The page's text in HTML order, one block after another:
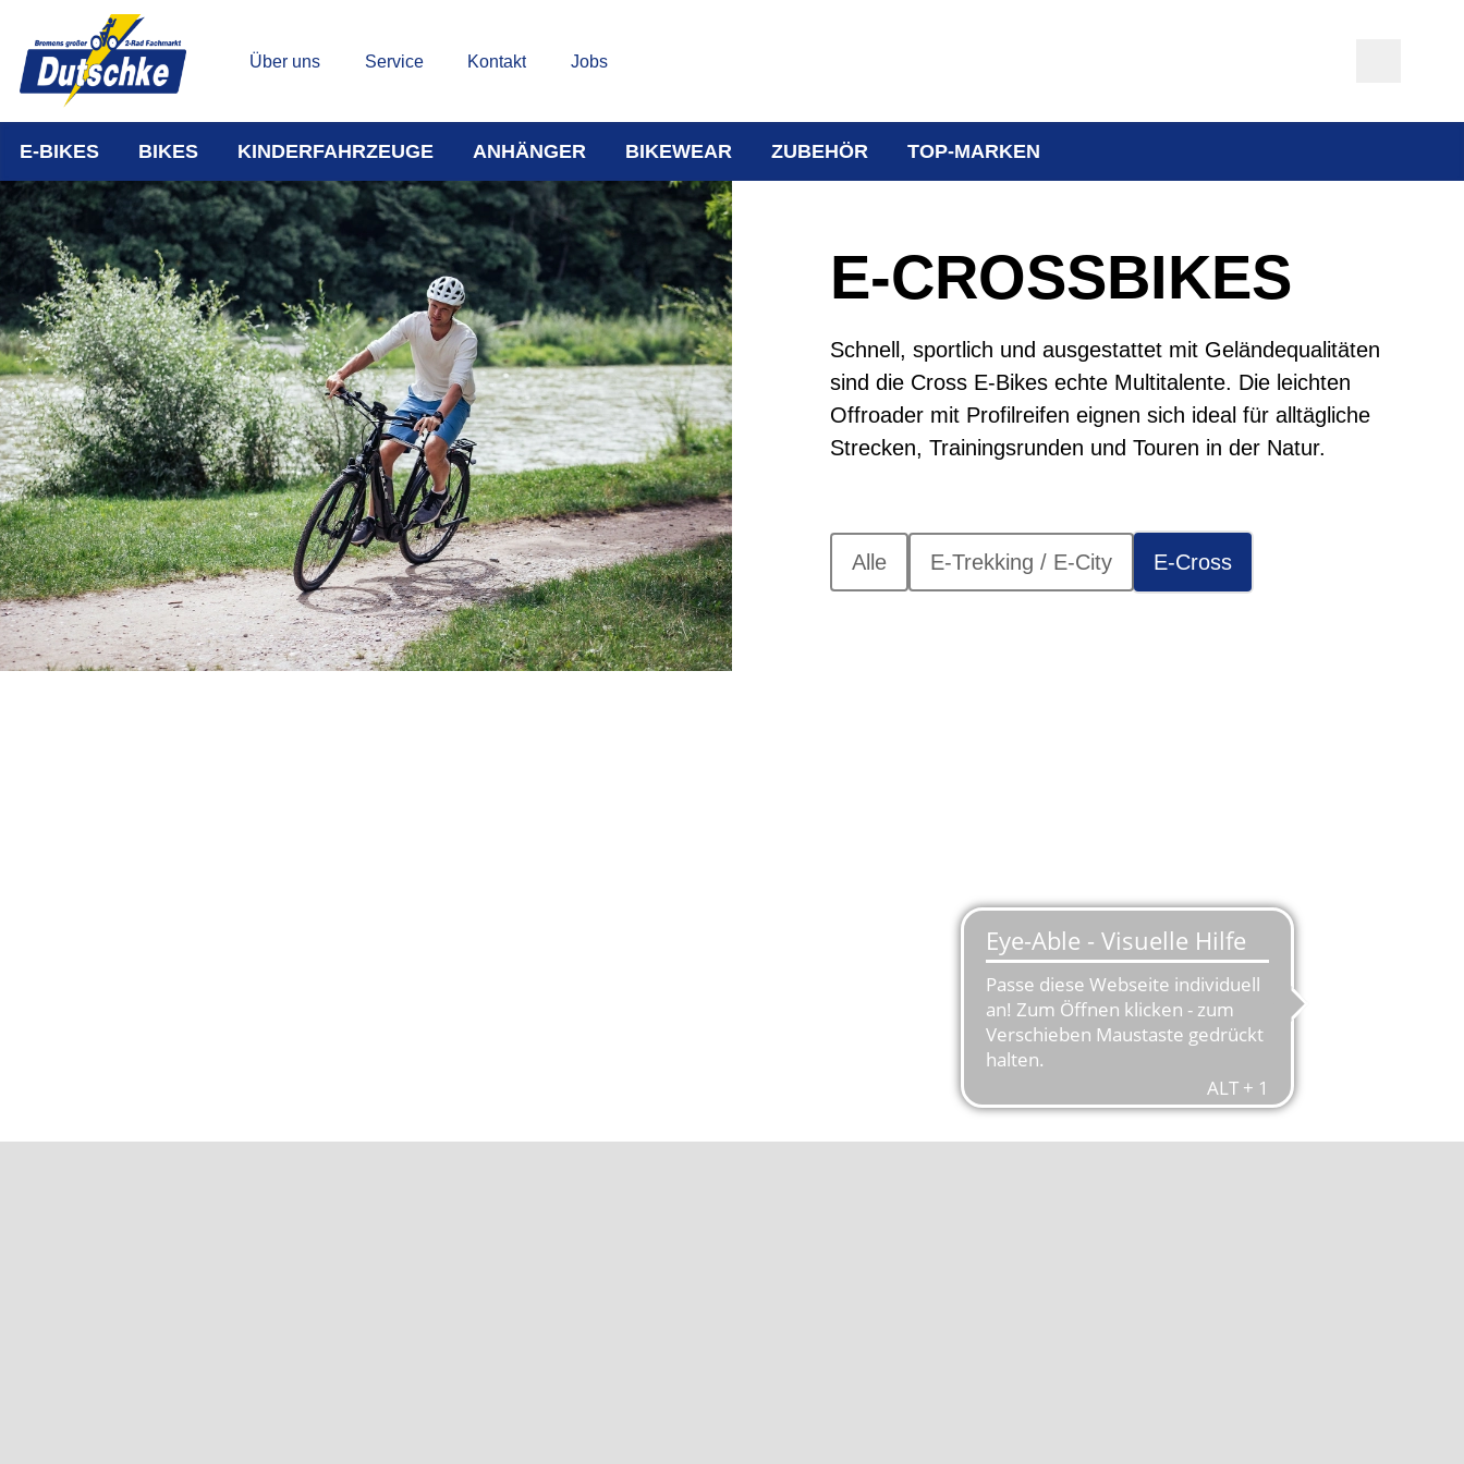
Über uns Service Kontakt Jobs
E-BIKES BIKES KINDERFAHRZEUGE ANHÄNGER BIKEWEAR ZUBEHÖR TOP-MARKEN
E-CROSSBIKES
Schnell, sportlich und ausgestattet mit Geländequalitäten
sind die Cross E-Bikes echte Multitalente. Die leichten
Offroader mit Profilreifen eignen sich ideal für alltägliche
Strecken, Trainingsrunden und Touren in der Natur.
Alle E-Trekking / E-City E-Cross